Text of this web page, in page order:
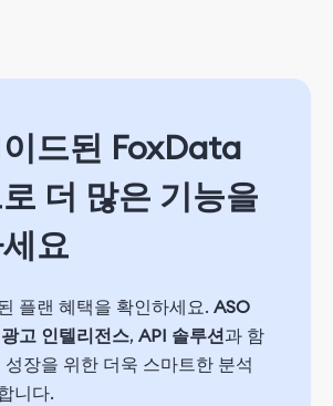
드된 FoxData
더 많은 기능을
요
플랜 혜택을 확인하세요. ASO
광고 인텔리전스, API 솔루션과 함
장을 위한 더욱 스마트한 분석
니다.